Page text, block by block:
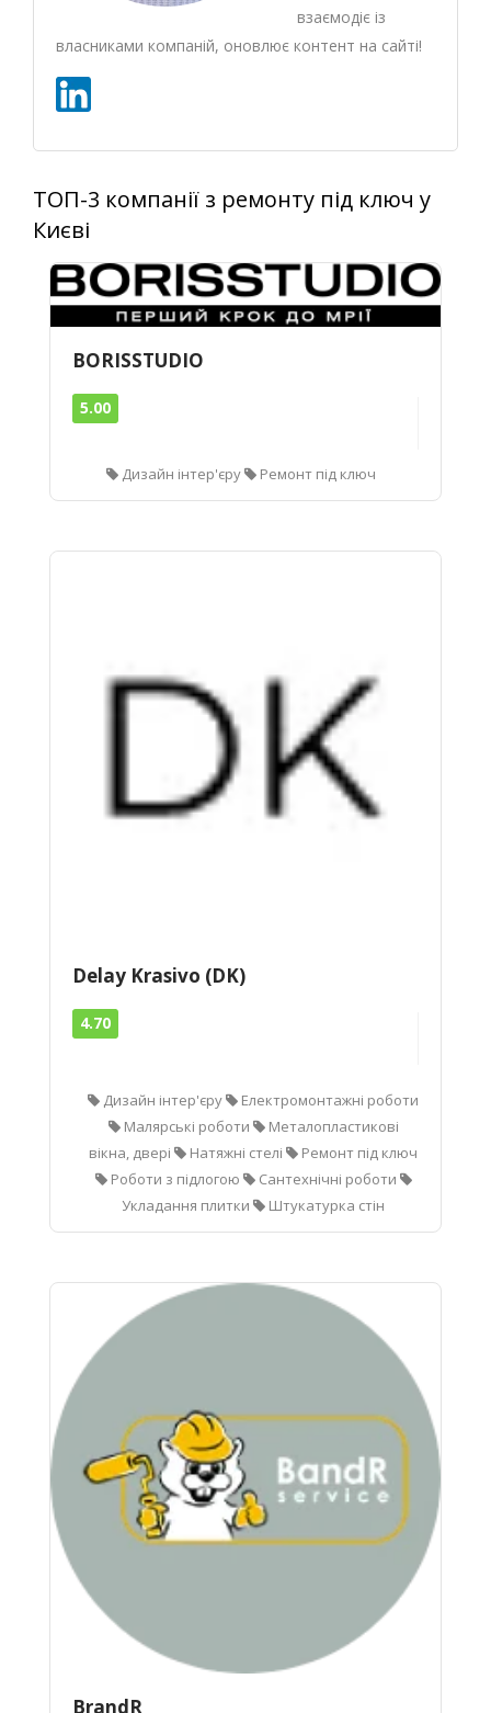
взаємодіє із
власниками компаній, оновлює контент на сайті!
ТОП-3 компанії з ремонту під ключ у
Києві
BORISSTUDIO
5.00
Дизайн інтер'єру Ремонт під ключ
Delay Krasivo (DK)
4.70
Дизайн інтер'єру
Електромонтажні роботи
Малярські роботи
Металопластикові
вікна, двері
Натяжні стелі
Ремонт під ключ
Роботи з підлогою
Сантехнічні роботи
Укладання плитки
Штукатурка стін
BrandR